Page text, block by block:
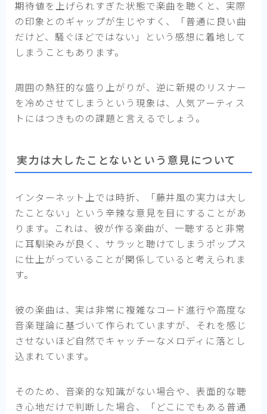
期待値を上げられすぎた状態で楽曲を聴くと、実際
の印象とのギャップが生じやすく、「普通に良い曲
だけど、騒ぐほどではない」という感想に着地して
しまうこともあります。
周囲の熱狂的な盛り上がりが、逆に新規のリスナー
を冷めさせてしまうという現象は、人気アーティス
トにはつきものの課題と言えるでしょう。
実力は大したことないという意見について
インターネット上では時折、「藤井風の実力は大し
たことない」という辛辣な意見を目にすることがあ
ります。これは、彼が作る楽曲が、一聴すると非常
に耳馴染みが良く、サラッと聴けてしまうポップス
に仕上がっていることが関係していると考えられま
す。
彼の楽曲は、実は非常に複雑なコード進行や高度な
音楽理論に基づいて作られていますが、それを感じ
させないほど自然でキャッチーなメロディに落とし
込まれています。
そのため、音楽的な知識がない場合や、表面的な聴
き心地だけで判断した場合、「どこにでもある普通